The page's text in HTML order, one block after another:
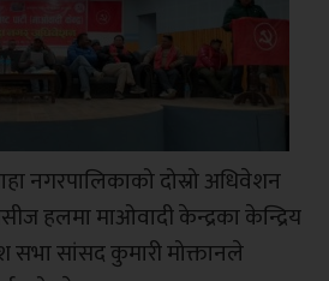
नगरपालिकाको दोस्रो अधिवेशन
हलमा माओवादी केन्द्रका केन्द्रिय
सभा सांसद कुमारी मोक्तानले